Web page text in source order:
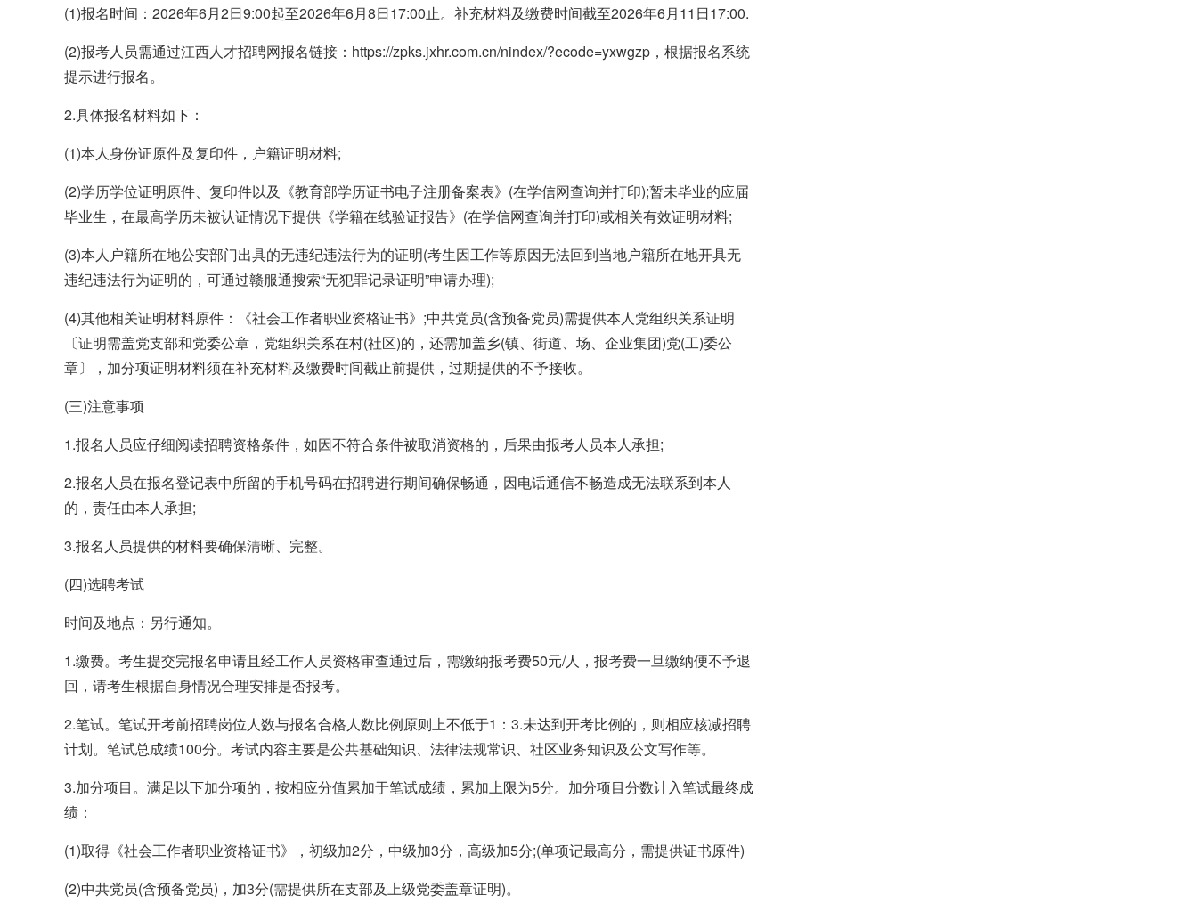
(1)报名时间：2026年6月2日9:00起至2026年6月8日17:00止。补充材料及缴费时间截至2026年6月11日17:00.
(2)报考人员需通过江西人才招聘网报名链接：https://zpks.jxhr.com.cn/nindex/?ecode=yxwgzp，根据报名系统
提示进行报名。
2.具体报名材料如下：
(1)本人身份证原件及复印件，户籍证明材料;
(2)学历学位证明原件、复印件以及《教育部学历证书电子注册备案表》(在学信网查询并打印);暂未毕业的应届
毕业生，在最高学历未被认证情况下提供《学籍在线验证报告》(在学信网查询并打印)或相关有效证明材料;
(3)本人户籍所在地公安部门出具的无违纪违法行为的证明(考生因工作等原因无法回到当地户籍所在地开具无
违纪违法行为证明的，可通过赣服通搜索“无犯罪记录证明”申请办理);
(4)其他相关证明材料原件：《社会工作者职业资格证书》;中共党员(含预备党员)需提供本人党组织关系证明
〔证明需盖党支部和党委公章，党组织关系在村(社区)的，还需加盖乡(镇、街道、场、企业集团)党(工)委公
章〕，加分项证明材料须在补充材料及缴费时间截止前提供，过期提供的不予接收。
(三)注意事项
1.报名人员应仔细阅读招聘资格条件，如因不符合条件被取消资格的，后果由报考人员本人承担;
2.报名人员在报名登记表中所留的手机号码在招聘进行期间确保畅通，因电话通信不畅造成无法联系到本人
的，责任由本人承担;
3.报名人员提供的材料要确保清晰、完整。
(四)选聘考试
时间及地点：另行通知。
1.缴费。考生提交完报名申请且经工作人员资格审查通过后，需缴纳报考费50元/人，报考费一旦缴纳便不予退
回，请考生根据自身情况合理安排是否报考。
2.笔试。笔试开考前招聘岗位人数与报名合格人数比例原则上不低于1：3.未达到开考比例的，则相应核减招聘
计划。笔试总成绩100分。考试内容主要是公共基础知识、法律法规常识、社区业务知识及公文写作等。
3.加分项目。满足以下加分项的，按相应分值累加于笔试成绩，累加上限为5分。加分项目分数计入笔试最终成
绩：
(1)取得《社会工作者职业资格证书》，初级加2分，中级加3分，高级加5分;(单项记最高分，需提供证书原件)
(2)中共党员(含预备党员)，加3分(需提供所在支部及上级党委盖章证明)。